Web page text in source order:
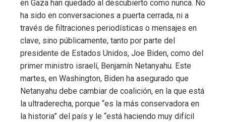
en Gaza han quedado al descubierto como nunca. No
ha sido en conversaciones a puerta cerrada, ni a
través de filtraciones periodísticas o mensajes en
clave, sino públicamente, tanto por parte del
presidente de Estados Unidos, Joe Biden, como del
primer ministro israelí, Benjamín Netanyahu. Este
martes, en Washington, Biden ha asegurado que
Netanyahu debe cambiar de coalición, en la que está
la ultraderecha, porque “es la más conservadora en
la historia” del país y le “está haciendo muy difícil